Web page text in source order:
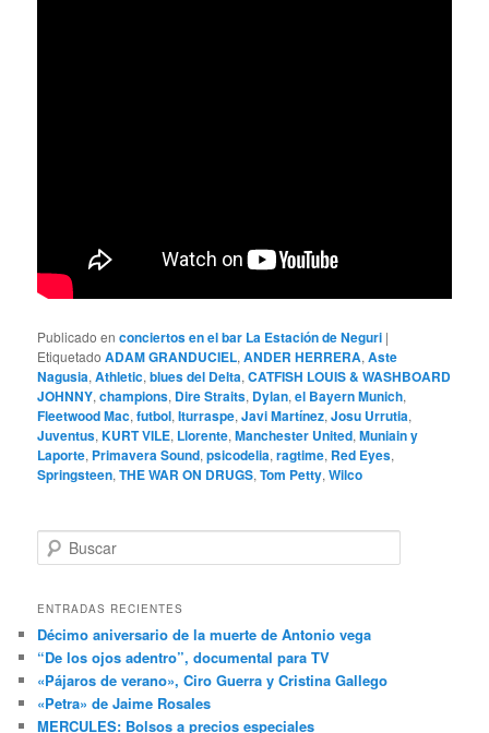
Publicado en conciertos en el bar La Estación de Neguri |
Etiquetado ADAM GRANDUCIEL,ANDER HERRERA,Aste
Nagusia,Athletic,blues del Delta,CATFISH LOUIS & WASHBOARD
JOHNNY,champions, Dire Straits, Dylan,el Bayern Munich,
Fleetwood Mac,futbol,Iturraspe,Javi Martínez,Josu Urrutia,
Juventus,KURT VILE, Llorente,Manchester United,Muniain y
Laporte, Primavera Sound,psicodelia,ragtime, Red Eyes,
Springsteen,THE WAR ON DRUGS,Tom Petty,Wilco
u
c
r
ENTRADAS RECIENTES
Décimo aniversario de la muerte de Antonio vega
“De los ojos adentro”, documental para TV
«Pájaros de verano», Ciro Guerra y Cristina Gallego
«Petra» de Jaime Rosales
MERCULES: Bolsos a precios especiales